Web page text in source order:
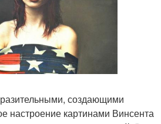
создающими
настроение картинами Винсента